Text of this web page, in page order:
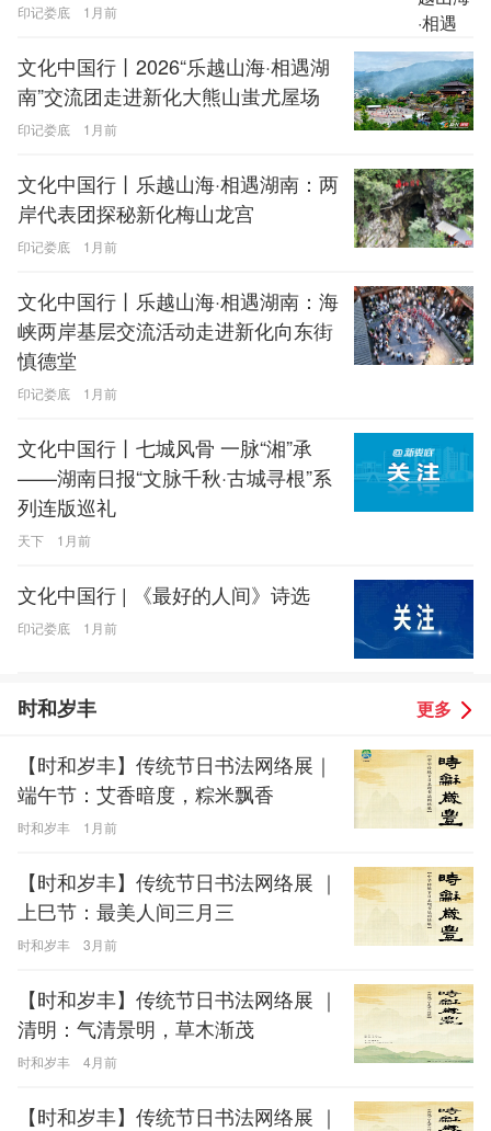
印记娄底 1月前
文化中国行丨2026“乐越山海·相遇湖
南”交流团走进新化大熊山蚩尤屋场
印记娄底 1月前
文化中国行丨乐越山海·相遇湖南：两
岸代表团探秘新化梅山龙宫
印记娄底 1月前
文化中国行丨乐越山海·相遇湖南：海
峡两岸基层交流活动走进新化向东街
慎德堂
印记娄底 1月前
文化中国行丨七城风骨 一脉“湘”承
——湖南日报“文脉千秋·古城寻根”系
列连版巡礼
天下 1月前
文化中国行 | 《最好的人间》诗选
印记娄底 1月前
时和岁丰 更多
【时和岁丰】传统节日书法网络展｜
端午节：艾香暗度，粽米飘香
时和岁丰 1月前
【时和岁丰】传统节日书法网络展 ｜
上巳节：最美人间三月三
时和岁丰 3月前
【时和岁丰】传统节日书法网络展 ｜
清明：气清景明，草木渐茂
时和岁丰 4月前
【时和岁丰】传统节日书法网络展 ｜